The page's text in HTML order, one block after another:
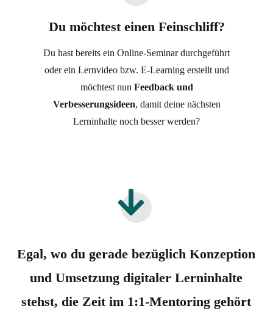
Du möchtest einen Feinschliff?
Du hast bereits ein Online-Seminar durchgeführt
oder ein Lernvideo bzw. E-Learning erstellt und
möchtest nun Feedback und
Verbesserungsideen, damit deine nächsten
Lerninhalte noch besser werden?
Egal, wo du gerade bezüglich Konzeption
und Umsetzung digitaler Lerninhalte
stehst, die Zeit im 1:1-Mentoring gehört